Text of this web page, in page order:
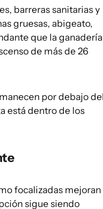
barreras sanitarias y
gruesas, abigeato,
que la ganadería
de más de 26
por debajo del
está dentro de los
focalizadas mejoran
sigue siendo